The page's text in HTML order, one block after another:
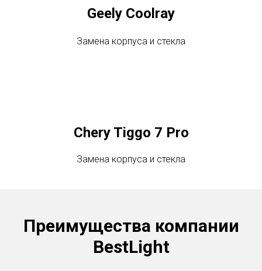
Geely Coolray
Замена корпуса и стекла
Chery Tiggo 7 Pro
Замена корпуса и стекла
Преимущества компании
BestLight